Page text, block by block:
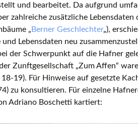
Schweiz
und bearbeitet. Da aufgrund
zahlreiche zusätzliche
„ Berner Geschlechter„),
und Lebensdaten neu
der Schwerpunkt auf die Hafner
Zunftgesellschaft „Zum Affen“
19). Für Hinweise auf gesetzte
zu konsultieren. Für einzelne
Adriano Boschetti kartiert: